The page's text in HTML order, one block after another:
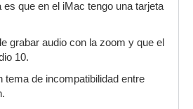
que en el iMac tengo una tarjeta
grabar audio con la zoom y que el
10.
tema de incompatibilidad entre